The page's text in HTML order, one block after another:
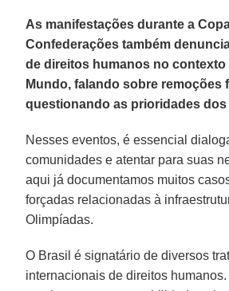
As manifestações durante a
Confederações também
de direitos humanos no contexto
Mundo, falando sobre remoções
questionando as prioridades
Nesses eventos, é essencial
comunidades e atentar para suas
aqui já documentamos muitos
forçadas relacionadas à
Olimpíadas.
O Brasil é signatário de diversos
internacionais de direitos humanos.